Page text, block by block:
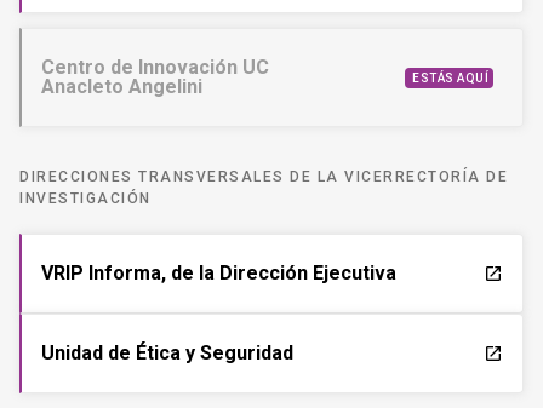
Centro de Innovación UC
Anacleto Angelini
ESTÁS AQUÍ
DIRECCIONES TRANSVERSALES DE LA VICERRECTORÍA DE
INVESTIGACIÓN
VRIP Informa, de la Dirección Ejecutiva launch
Unidad de Ética y Seguridad launch